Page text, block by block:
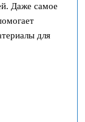
Даже самое
для